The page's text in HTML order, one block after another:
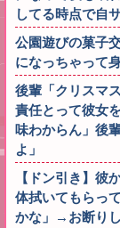
してる時点で自
公園遊びの菓子
になっちゃって
後輩「クリスマ
責任とって彼女
味わからん」後
よ」
【ドン引き】彼
体拭いてもらっ
かな」→お断り